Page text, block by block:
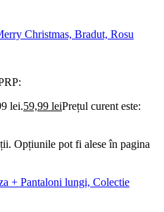
Christmas, Bradut, Rosu
lei.59,99 leiPrețul curent este:
Opțiunile pot fi alese în pagina